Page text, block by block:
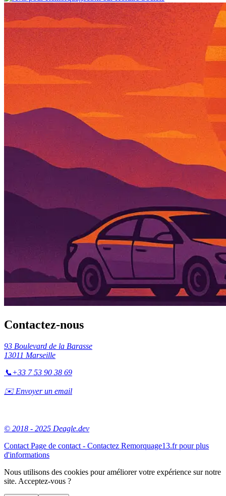
Contactez-nous
93 Boulevard de la Barasse
13011 Marseille
📞+33 7 53 90 38 69
✉️ Envoyer un email
© 2018 - 2025 Deagle.dev
Contact Page de contact - Contactez Remorquage13.fr pour plus
d'informations
Nous utilisons des cookies pour améliorer votre expérience sur notre
site. Acceptez-vous ?